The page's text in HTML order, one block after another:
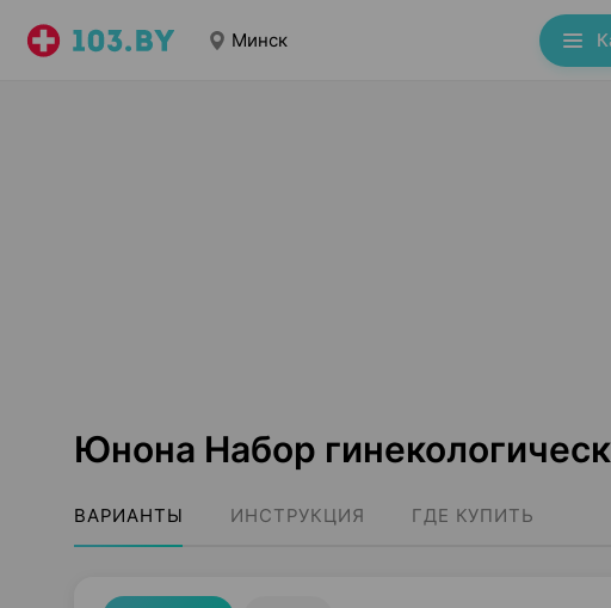
Минск
Юнона Набор
ВАРИАНТЫ ИНСТРУКЦИЯ ГДЕ КУПИТЬ